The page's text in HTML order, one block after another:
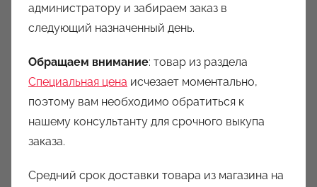
администратору и забираем заказ в
следующий назначенный день.
Обращаем внимание: товар из раздела
Специальная цена исчезает моментально,
поэтому вам необходимо обратиться к
нашему консультанту для срочного выкупа
заказа.
Средний срок доставки товара из магазина на